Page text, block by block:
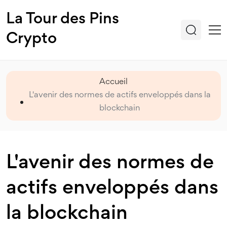
La Tour des Pins
Crypto
Accueil
L'avenir des normes de actifs enveloppés dans la
blockchain
L'avenir des normes de
actifs enveloppés dans
la blockchain